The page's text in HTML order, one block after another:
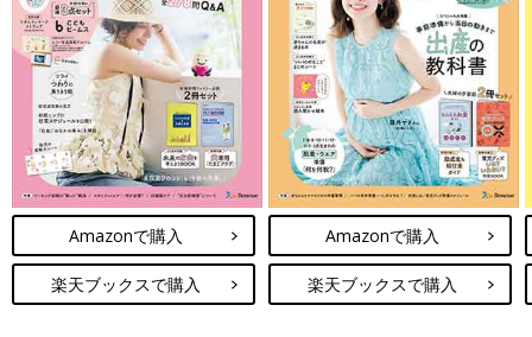
Amazonで購入
楽天ブックスで購入
Amazonで購入
楽天ブックスで購入